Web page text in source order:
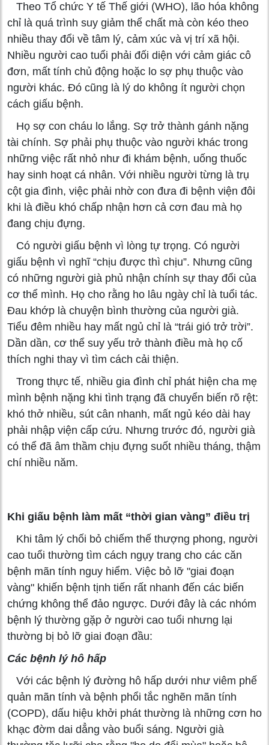
Theo Tổ chức Y tế Thế giới (WHO), lão hóa không
chỉ là quá trình suy giảm thể chất mà còn kéo theo
nhiều thay đổi về tâm lý, cảm xúc và vị trí xã hội.
Nhiều người cao tuổi phải đối diện với cảm giác cô
đơn, mất tính chủ động hoặc lo sợ phụ thuộc vào
người khác. Đó cũng là lý do không ít người chọn
cách giấu bệnh.
Họ sợ con cháu lo lắng. Sợ trở thành gánh nặng
tài chính. Sợ phải phụ thuộc vào người khác trong
những việc rất nhỏ như đi khám bệnh, uống thuốc
hay sinh hoạt cá nhân. Với nhiều người từng là trụ
cột gia đình, việc phải nhờ con đưa đi bệnh viện đôi
khi là điều khó chấp nhận hơn cả cơn đau mà họ
đang chịu đựng.
Có người giấu bệnh vì lòng tự trọng. Có người
giấu bệnh vì nghĩ “chịu được thì chịu”. Nhưng cũng
có những người già phủ nhận chính sự thay đổi của
cơ thể mình. Họ cho rằng ho lâu ngày chỉ là tuổi tác.
Đau khớp là chuyện bình thường của người già.
Tiểu đêm nhiều hay mất ngủ chỉ là “trái gió trở trời”.
Dần dần, cơ thể suy yếu trở thành điều mà họ cố
thích nghi thay vì tìm cách cải thiện.
Trong thực tế, nhiều gia đình chỉ phát hiện cha mẹ
mình bệnh nặng khi tình trạng đã chuyển biến rõ rệt:
khó thở nhiều, sút cân nhanh, mất ngủ kéo dài hay
phải nhập viện cấp cứu. Nhưng trước đó, người già
có thể đã âm thầm chịu đựng suốt nhiều tháng, thậm
chí nhiều năm.
Khi giấu bệnh làm mất “thời gian vàng” điều trị
Khi tâm lý chối bỏ chiếm thế thượng phong, người
cao tuổi thường tìm cách ngụy trang cho các căn
bệnh mãn tính nguy hiểm. Việc bỏ lỡ "giai đoạn
vàng" khiến bệnh tịnh tiến rất nhanh đến các biến
chứng không thể đảo ngược. Dưới đây là các nhóm
bệnh lý thường gặp ở người cao tuổi nhưng lại
thường bị bỏ lỡ giai đoạn đầu:
Các bệnh lý hô hấp
Với các bệnh lý đường hô hấp dưới như viêm phế
quản mãn tính và bệnh phổi tắc nghẽn mãn tính
(COPD), dấu hiệu khởi phát thường là những cơn ho
khạc đờm dai dẳng vào buổi sáng. Người già